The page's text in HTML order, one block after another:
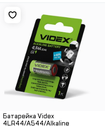
Батарейка Videx
4LR44/A544/Alkaline